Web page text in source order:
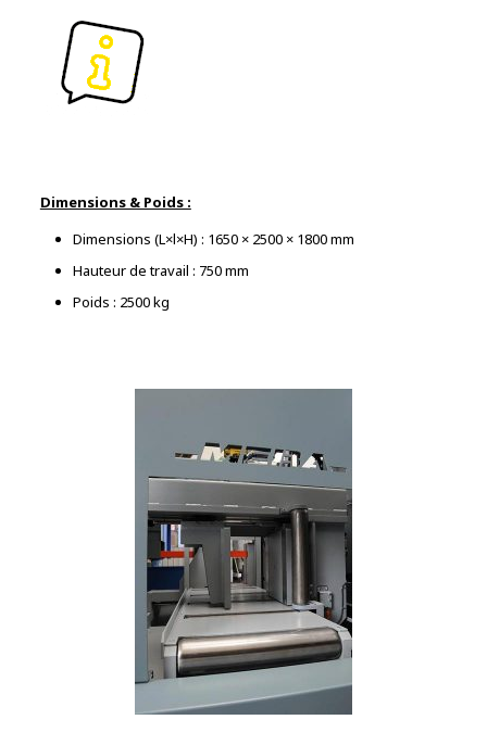
Dimensions & Poids :
Dimensions (L×l×H) : 1650 × 2500 × 1800 mm
Hauteur de travail : 750 mm
Poids : 2500 kg